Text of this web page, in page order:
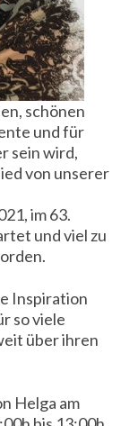
schönen
und für
sein wird,
von unserer
im 63.
und viel zu
Inspiration
so viele
über ihren
Helga am